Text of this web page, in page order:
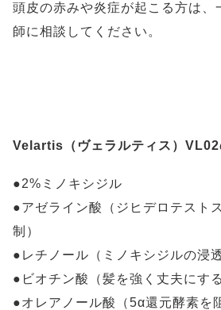
頭皮の赤みや炎症が起こる方は、
師に相談してください。
Velartis（ヴェラルティス）VL02
●2%ミノキシジル
●アゼライン酸（ジヒデロテスト
制）
●レチノール（ミノキシジルの浸
●ビオチン酸（髪を強く丈夫にする
●オレアノール酸（5α還元酵素を